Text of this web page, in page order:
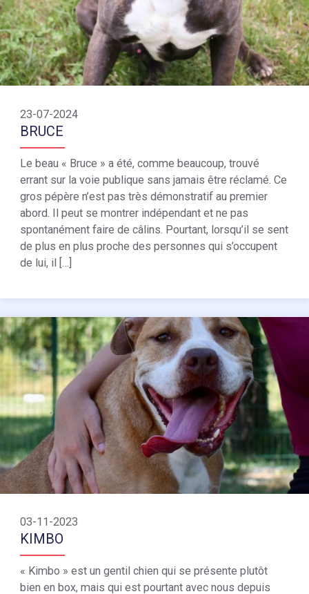
23-07-2024
BRUCE
Le beau « Bruce » a été, comme beaucoup, trouvé
errant sur la voie publique sans jamais être réclamé. Ce
gros pépère n’est pas très démonstratif au premier
abord. Il peut se montrer indépendant et ne pas
spontanément faire de câlins. Pourtant, lorsqu’il se sent
de plus en plus proche des personnes qui s’occupent
de lui, il […]
03-11-2023
KIMBO
« Kimbo » est un gentil chien qui se présente plutôt
bien en box, mais qui est pourtant avec nous depuis